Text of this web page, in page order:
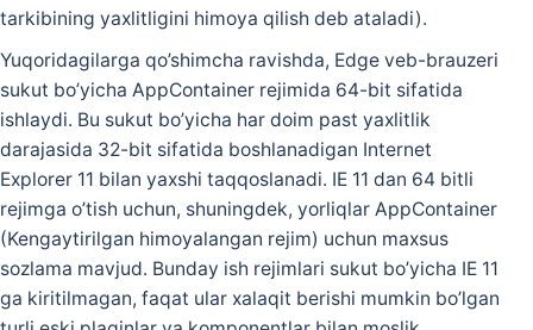
tarkibining yaxlitligini himoya qilish deb ataladi).
Yuqoridagilarga qo’shimcha ravishda, Edge veb-brauzeri
sukut bo’yicha AppContainer rejimida 64-bit sifatida
ishlaydi. Bu sukut bo’yicha har doim past yaxlitlik
darajasida 32-bit sifatida boshlanadigan Internet
Explorer 11 bilan yaxshi taqqoslanadi. IE 11 dan 64 bitli
rejimga o’tish uchun, shuningdek, yorliqlar AppContainer
(Kengaytirilgan himoyalangan rejim) uchun maxsus
sozlama mavjud. Bunday ish rejimlari sukut bo’yicha IE 11
ga kiritilmagan, faqat ular xalaqit berishi mumkin bo’lgan